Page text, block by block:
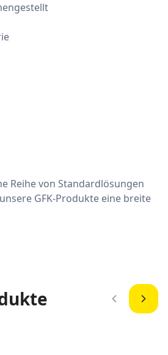
Reihe von Standardlösungen
GFK-Produkte eine breite